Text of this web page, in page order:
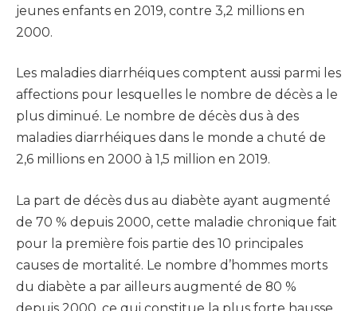
jeunes enfants en 2019, contre 3,2 millions en
2000.
Les maladies diarrhéiques comptent aussi parmi les
affections pour lesquelles le nombre de décès a le
plus diminué. Le nombre de décès dus à des
maladies diarrhéiques dans le monde a chuté de
2,6 millions en 2000 à 1,5 million en 2019.
La part de décès dus au diabète ayant augmenté
de 70 % depuis 2000, cette maladie chronique fait
pour la première fois partie des 10 principales
causes de mortalité. Le nombre d’hommes morts
du diabète a par ailleurs augmenté de 80 %
depuis 2000, ce qui constitue la plus forte hausse